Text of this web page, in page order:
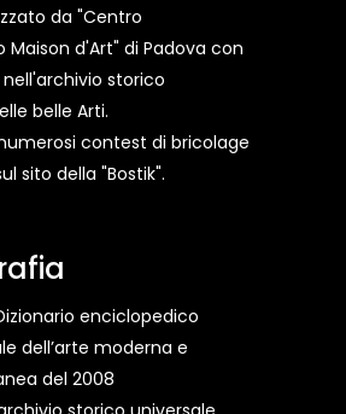
da "Centro
d'Art" di Padova con
storico
belle Arti.
contest di bricolage
sito della "Bostik".
enciclopedico
dell’arte moderna e
del 2008